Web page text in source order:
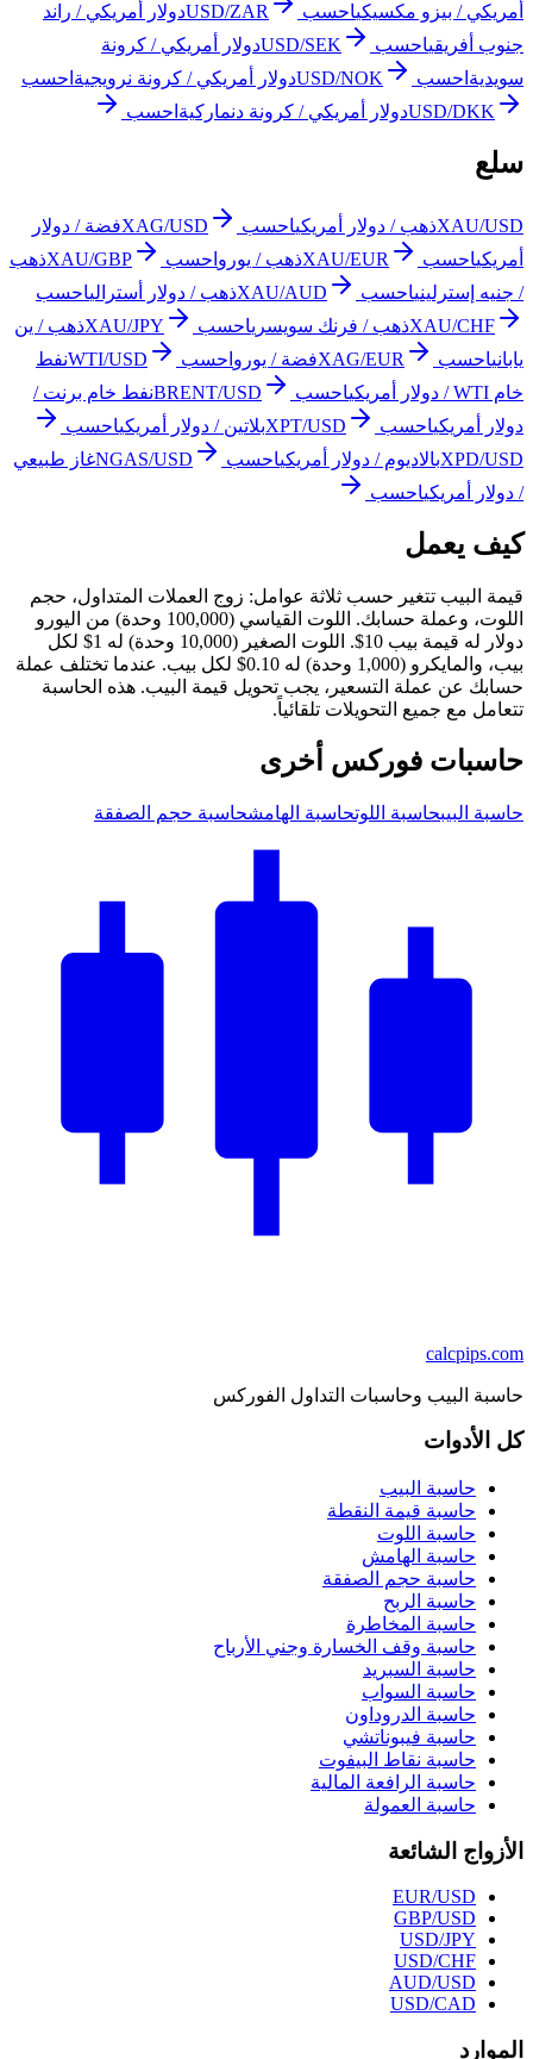
أمريكي / بيزو مكسيكياحسب USD/ZARدولار أمريكي / راند
جنوب أفريقياحسب USD/SEKدولار أمريكي / كرونة
سويدية احسب USD/NOKدولار أمريكي / كرونة نرويجية احسب
USD/DKKدولار أمريكي / كرونة دنماركية احسب
سلع
XAU/USDذهب / دولار أمريكياحسب XAG/USDفضة / دولار
أمريكياحسب XAU/EURذهب / يورو احسب XAU/GBPذهب
/ جنيه إسترلينياحسب XAU/AUDذهب / دولار أسترالياحسب
XAU/CHFذهب / فرنك سويسرياحسب XAU/JPYذهب / ين
يابانياحسب XAG/EURفضة / يورو احسب WTI/USDنفط
خام WTI / دولار أمريكي
احسب BRENT/USDنفط خام برنت /
دولار أمريكياحسب XPT/USDبلاتين / دولار أمريكياحسب
XPD/USDبالاديوم / دولار أمريكياحسب NGAS/USDغاز طبيعي
/ دولار أمريكياحسب
كيف يعمل
قيمة البيب تتغير حسب ثلاثة عوامل: زوج العملات المتداول، حجم
اللوت، وعملة حسابك. اللوت القياسي (100,000 وحدة) من اليورو
دولار له قيمة بيب 10$. اللوت الصغير (10,000 وحدة) له 1$ لكل
بيب، والمايكرو (1,000 وحدة) له 0.10$ لكل بيب. عندما تختلف عملة
حسابك عن عملة التسعير، يجب تحويل قيمة البيب. هذه الحاسبة
تتعامل مع جميع التحويلات تلقائياً.
حاسبات فوركس أخرى
حاسبة البيبحاسبة اللوتحاسبة الهامشحاسبة حجم الصفقة
calcpips.com
حاسبة البيب وحاسبات التداول الفوركس
كل الأدوات
حاسبة البيب
حاسبة قيمة النقطة
حاسبة اللوت
حاسبة الهامش
حاسبة حجم الصفقة
حاسبة الربح
حاسبة المخاطرة
حاسبة وقف الخسارة وجني الأرباح
حاسبة السبريد
حاسبة السواب
حاسبة الدروداون
حاسبة فيبوناتشي
حاسبة نقاط البيفوت
حاسبة الرافعة المالية
حاسبة العمولة
الأزواج الشائعة
EUR/USD
GBP/USD
USD/JPY
USD/CHF
AUD/USD
USD/CAD
الموارد